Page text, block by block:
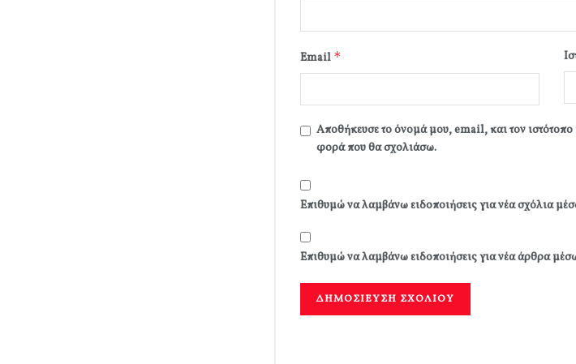
Email *
Αποθήκευσε το όνομά μου, email, και τον
φορά που θα σχολιάσω.
Επιθυμώ να λαμβάνω ειδοποιήσεις για νέα σχόλια
Επιθυμώ να λαμβάνω ειδοποιήσεις για νέα άρθρα